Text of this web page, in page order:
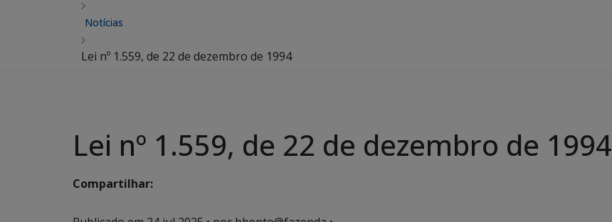
Notícias
Lei nº 1.559, de 22 de dezembro de 1994
Lei nº 1.559, de 22 de dezembro de 1994
Compartilhar: